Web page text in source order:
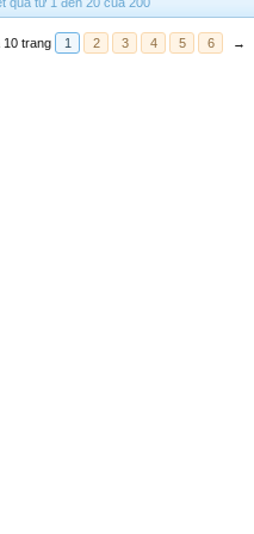
10 trang 1 2 3 4 5 6 →